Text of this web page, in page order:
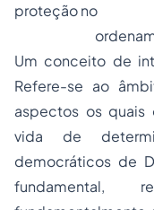
proteção no
Um conceito de
Refere-se ao
aspectos os quais
vida de
democráticos de
fundamental,